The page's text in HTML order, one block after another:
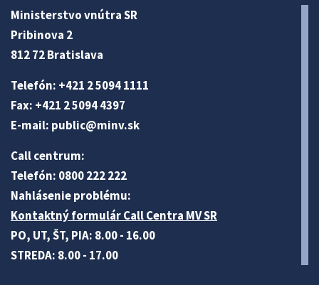
Ministerstvo vnútra SR
Pribinova 2
812 72 Bratislava
Telefón: +421 2 5094 1111
Fax: +421 2 5094 4397
E-mail: public@minv.sk
Call centrum:
Telefón: 0800 222 222
Nahlásenie problému:
Kontaktný formulár Call Centra MV SR
PO, UT, ŠT, PIA: 8.00 - 16.00
STREDA: 8.00 - 17.00